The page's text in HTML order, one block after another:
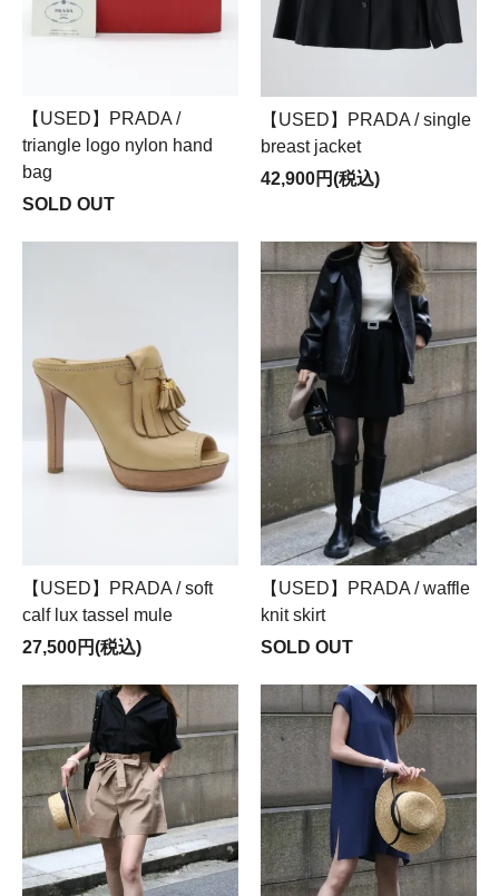
【USED】PRADA /
triangle logo nylon hand
bag
SOLD OUT
【USED】PRADA / single
breast jacket
42,900円(税込)
【USED】PRADA / soft
calf lux tassel mule
27,500円(税込)
【USED】PRADA / waffle
knit skirt
SOLD OUT